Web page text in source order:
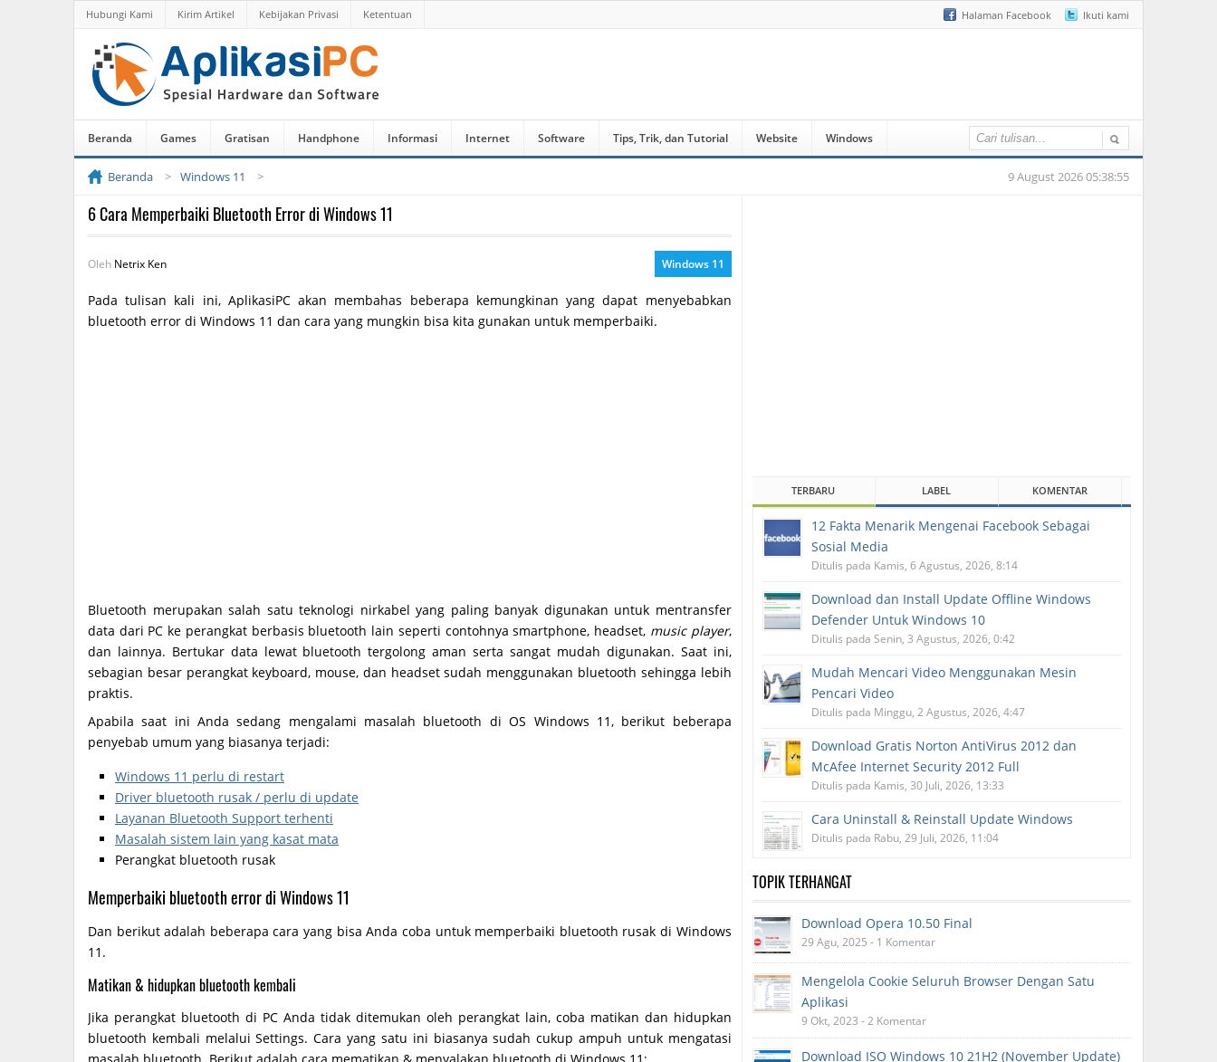
Halaman Facebook Ikuti kami
Hubungi Kami Kirim Artikel Kebijakan Privasi Ketentuan
Beranda Games Gratisan Handphone Informasi Internet Software Tips, Trik, dan Tutorial Website Windows
Beranda Windows 11 9 August 2026 05:38:55
6 Cara Memperbaiki Bluetooth Error di Windows 11
Oleh Netrix Ken Windows 11
Pada tulisan kali ini, AplikasiPC akan membahas beberapa kemungkinan yang dapat menyebabkan
bluetooth error di Windows 11 dan cara yang mungkin bisa kita gunakan untuk memperbaiki.
Bluetooth merupakan salah satu teknologi nirkabel yang paling banyak digunakan untuk mentransfer
data dari PC ke perangkat berbasis bluetooth lain seperti contohnya smartphone, headset, music player,
dan lainnya. Bertukar data lewat bluetooth tergolong aman serta sangat mudah digunakan. Saat ini,
sebagian besar perangkat keyboard, mouse, dan headset sudah menggunakan bluetooth sehingga lebih
praktis.
Apabila saat ini Anda sedang mengalami masalah bluetooth di OS Windows 11, berikut beberapa
penyebab umum yang biasanya terjadi:
Windows 11 perlu di restart
Driver bluetooth rusak / perlu di update
Layanan Bluetooth Support terhenti
Masalah sistem lain yang kasat mata
Perangkat bluetooth rusak
Memperbaiki bluetooth error di Windows 11
Dan berikut adalah beberapa cara yang bisa Anda coba untuk memperbaiki bluetooth rusak di Windows
11.
Matikan & hidupkan bluetooth kembali
Jika perangkat bluetooth di PC Anda tidak ditemukan oleh perangkat lain, coba matikan dan hidupkan
bluetooth kembali melalui Settings. Cara yang satu ini biasanya sudah cukup ampuh untuk mengatasi
TERBARU LABEL KOMENTAR
12 Fakta Menarik Mengenai Facebook Sebagai
Sosial Media
Ditulis pada Kamis, 6 Agustus, 2026, 8:14
Download dan Install Update Offline Windows
Defender Untuk Windows 10
Ditulis pada Senin, 3 Agustus, 2026, 0:42
Mudah Mencari Video Menggunakan Mesin
Pencari Video
Ditulis pada Minggu, 2 Agustus, 2026, 4:47
Download Gratis Norton AntiVirus 2012 dan
McAfee Internet Security 2012 Full
Ditulis pada Kamis, 30 Juli, 2026, 13:33
Cara Uninstall & Reinstall Update Windows
Ditulis pada Rabu, 29 Juli, 2026, 11:04
TOPIK TERHANGAT
Download Opera 10.50 Final
29 Agu, 2025 - 1 Komentar
Mengelola Cookie Seluruh Browser Dengan Satu
Aplikasi
9 Okt, 2023 - 2 Komentar
Download ISO Windows 10 21H2 (November Update)